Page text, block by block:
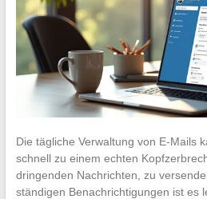
Die tägliche Verwaltung von E-Mails
schnell zu einem echten
dringenden Nachrichten, zu
ständigen Benachrichtigungen ist es